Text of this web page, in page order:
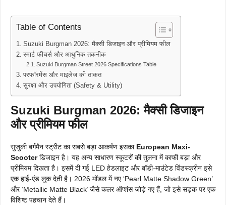
Table of Contents
Suzuki Burgman 2026: मैक्सी डिजाइन और प्रीमियम फील
स्मार्ट फीचर्स और आधुनिक तकनीक
Suzuki Burgman Street 2026 Specifications Table
परफॉरमेंस और माइलेज की ताकत
सुरक्षा और उपयोगिता (Safety & Utility)
Suzuki Burgman 2026: मैक्सी डिजाइन
और प्रीमियम फील
सुजुकी बर्गमैन स्ट्रीट का सबसे बड़ा आकर्षण इसका European Maxi-
Scooterडिजाइन है। यह अन्य साधारण स्कूटरों की तुलना में काफी बड़ा और
प्रीमियम दिखता है। इसमें दी गई LED हेडलाइट और बॉडी-माउंटेड विंडस्क्रीन इसे
एक हाई-एंड लुक देती है। 2026 मॉडल में नए ‘Pearl Matte Shadow Green’
और ‘Metallic Matte Black’ जैसे कलर ऑप्शंस जोड़े गए हैं, जो इसे सड़क पर एक
विशिष्ट पहचान देते हैं।